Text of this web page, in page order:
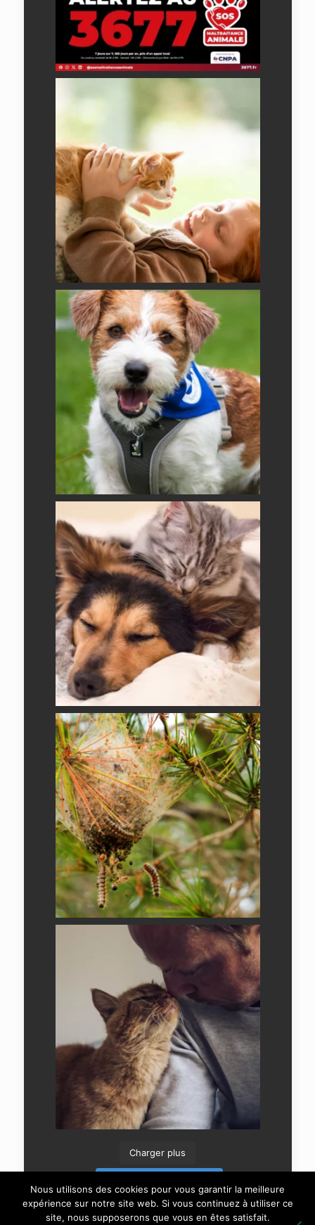
Charger plus
Nous utilisons des cookies pour vous garantir la meilleure
expérience sur notre site web. Si vous continuez à utiliser ce
site, nous supposerons que vous en êtes satisfait.